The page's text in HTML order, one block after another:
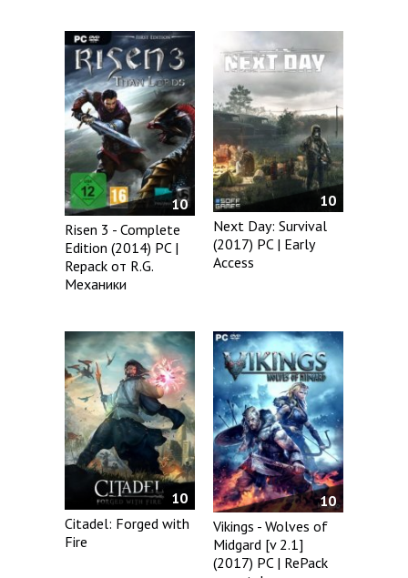
10
Risen 3 - Complete
Edition (2014) PC |
Repack от R.G.
Механики
10
Next Day: Survival
(2017) PC | Early
Access
10
Citadel: Forged with
Fire
10
Vikings - Wolves of
Midgard [v 2.1]
(2017) PC | RePack